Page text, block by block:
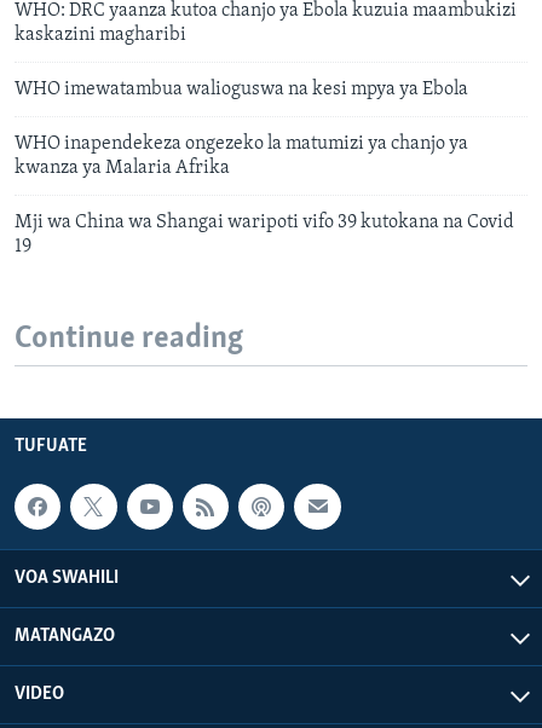
WHO: DRC yaanza kutoa chanjo ya Ebola kuzuia maambukizi
kaskazini magharibi
WHO imewatambua walioguswa na kesi mpya ya Ebola
WHO inapendekeza ongezeko la matumizi ya chanjo ya
kwanza ya Malaria Afrika
Mji wa China wa Shangai waripoti vifo 39 kutokana na Covid
19
Continue reading
TUFUATE
VOA SWAHILI
MATANGAZO
VIDEO